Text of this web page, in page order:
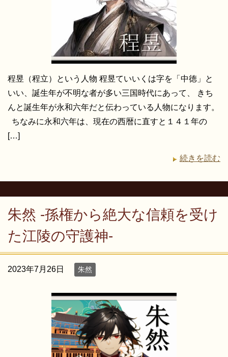
程昱（程立）という人物 程昱ていいくは字を「中徳」と
いい、誕生年が不明な者が多い三国時代にあって、 きち
んと誕生年が永和六年だと伝わっている人物になります。
ちなみに永和六年は、現在の西暦に直すと１４１年の
[…]
続きを読む
朱然 -孫権から絶大な信頼を受け
た江陵の守護神-
2023年7月26日 朱然